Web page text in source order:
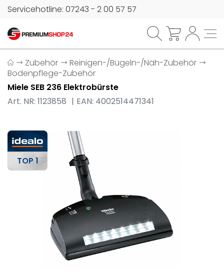
Servicehotline: 07243 - 2 00 57 57
Zubehör
Reinigen-/Bügeln-/Näh-Zubehör
Bodenpflege-Zubehör
Miele SEB 236 Elektrobürste
Art. NR: 1123858
EAN: 4002514471341
TOP 1